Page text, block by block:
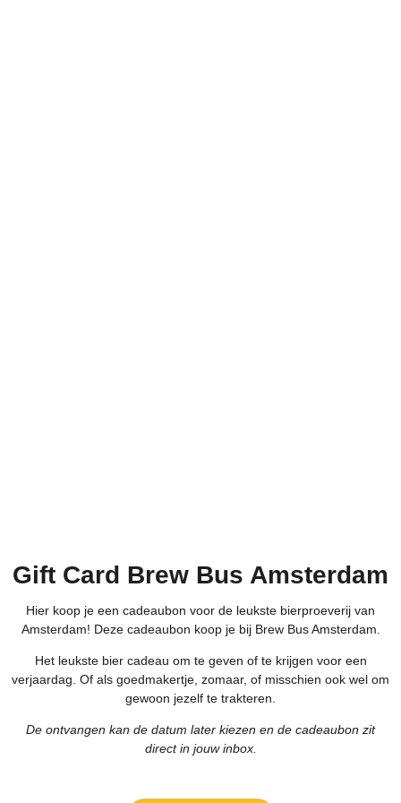
Gift Card Brew Bus Amsterdam
Hier koop je een cadeaubon voor de leukste bierproeverij van
Amsterdam! Deze cadeaubon koop je bij Brew Bus Amsterdam.
Het leukste bier cadeau om te geven of te krijgen voor een
verjaardag. Of als goedmakertje, zomaar, of misschien ook wel om
gewoon jezelf te trakteren.
De ontvangen kan de datum later kiezen en de cadeaubon zit
direct in jouw inbox.